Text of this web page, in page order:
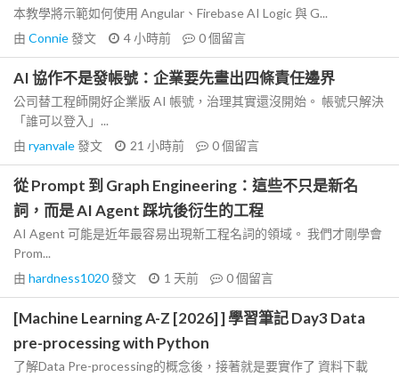
本教學將示範如何使用 Angular、Firebase AI Logic 與 G...
由 Connie發文 4 小時前 0個留言
AI 協作不是發帳號：企業要先畫出四條責任邊界
公司替工程師開好企業版 AI 帳號，治理其實還沒開始。 帳號只解決
「誰可以登入」...
由 ryanvale發文 21 小時前 0個留言
從 Prompt 到 Graph Engineering：這些不只是新名
詞，而是 AI Agent 踩坑後衍生的工程
AI Agent 可能是近年最容易出現新工程名詞的領域。 我們才剛學會
Prom...
由 hardness1020發文 1 天前 0個留言
[Machine Learning A-Z [2026] ] 學習筆記 Day3 Data
pre-processing with Python
了解Data Pre-processing的概念後，接著就是要實作了 資料下載